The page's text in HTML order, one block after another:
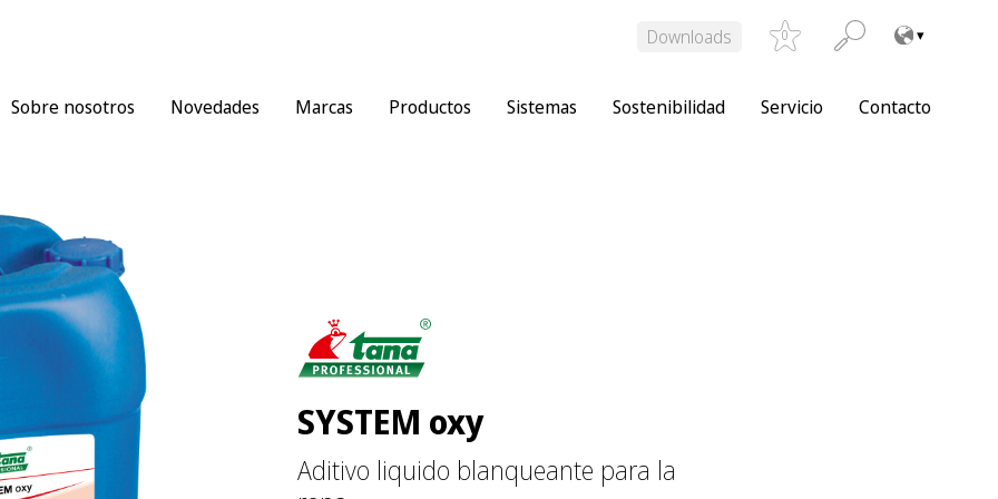
Downloads 0
Sobre nosotros Novedades Marcas Productos Sistemas Sostenibilidad Servicio Contacto
SYSTEM oxy
Aditivo liquido blanqueante para la